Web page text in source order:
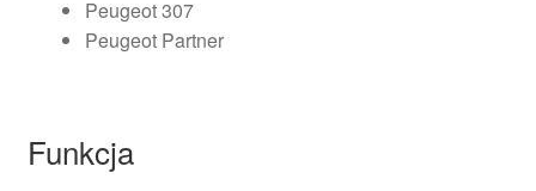
Peugeot 307
Peugeot Partner
Funkcja